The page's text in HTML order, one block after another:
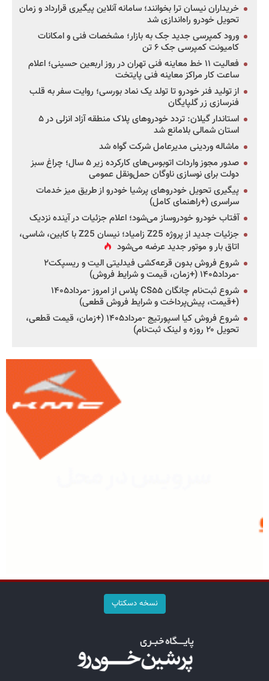
خریداران نیسان ترا بخوانند؛ سامانه آنلاین پیگیری قرارداد و زمان
تحویل خودرو راه‌اندازی شد
ورود کمپرسی جدید جک به بازار؛ مشخصات فنی و امکانات
کامیونت کمپرسی جک ۶ تن
فعالیت ۱۱ خط معاینه فنی تهران در روز اربعین حسینی؛ اعلام
ساعت کار مراکز معاینه فنی پایتخت
از تولید فنر خودرو تا تولد یک نماد بورسی؛ روایت سفر به قلب
فنرسازی زر گلپایگان
استاندار گیلان: تردد خودروهای پلاک منطقه آزاد انزلی در ۵
استان شمالی بلامانع شد
ماشاله وردینی مدیرعامل شرکت گواه شد
صدور مجوز واردات اتوبوس‌های کارکرده زیر ۵ سال؛ چراغ سبز
دولت برای نوسازی ناوگان حمل‌ونقل عمومی
پیگیری تحویل خودروهای پرشیا خودرو از طریق میز خدمات
سراسری (+راهنمای کامل)
آفتاب خودرو خودروساز می‌شود؛ اعلام جزئیات در آینده نزدیک
جزئیات جدید از پروژه Z25 زامیاد؛ نیسان Z25 با کابین، شاسی،
اتاق بار و موتور جدید عرضه می‌شود
شروع فروش بدون قرعه‌کشی فیدلیتی الیت و ریسپکت۲
-مرداد۱۴۰۵ (+زمان، قیمت و شرایط فروش)
شروع ثبت‌نام چانگان CS۵۵ پلاس از امروز -مرداد۱۴۰۵
(+قیمت، پیش‌پرداخت و شرایط فروش قطعی)
شروع فروش کیا اسپورتیج -مرداد۱۴۰۵ (+زمان، قیمت قطعی،
تحویل ۲۰ روزه و لینک ثبت‌نام)
نسخه دسکتاپ